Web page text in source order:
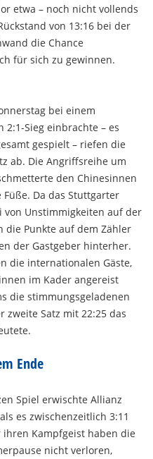
etwa – noch nicht vollends
von 13:16 bei der
die Chance
für sich zu gewinnen.
bei einem
Sieg einbrachte – es
gespielt – riefen die
ab. Die Angriffsreihe um
den Chinesinnen
Da das Stuttgarter
Unstimmigkeiten auf der
die Punkte auf dem Zähler
der Gastgeber hinterher.
die internationalen Gäste,
im Kader angereist
die stimmungsgeladenen
zweite Satz mit 22:25 das
Ende
Spiel erwischte Allianz
es zwischenzeitlich 3:11
Kampfgeist haben die
nicht verloren,